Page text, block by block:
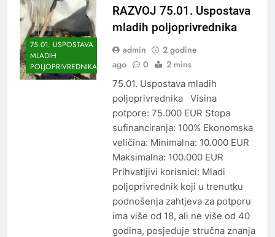
75.01. USPOSTAVA
MLADIH
POLJOPRIVREDNIKA
RAZVOJ 75.01. Uspostava
mladih poljoprivrednika
admin
2 godine
ago
0 2 mins
75.01. Uspostava mladih
poljoprivrednika Visina
potpore: 75.000 EUR Stopa
sufinanciranja: 100% Ekonomska
veličina: Minimalna: 10.000 EUR
Maksimalna: 100.000 EUR
Prihvatljivi korisnici: Mladi
poljoprivrednik koji u trenutku
podnošenja zahtjeva za potporu
ima više od 18, ali ne više od 40
godina, posjeduje stručna znanja